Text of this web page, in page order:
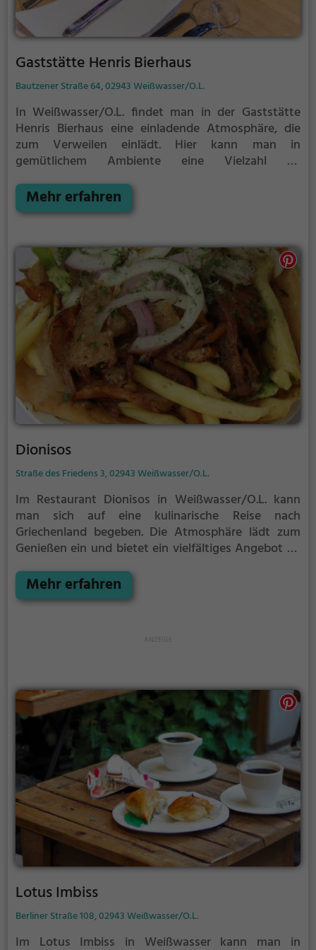
Gaststätte Henris Bierhaus
Bautzener Straße 64, 02943 Weißwasser/O.L.
In Weißwasser/O.L. findet man in der Gaststätte
Henris Bierhaus eine einladende Atmosphäre, die
zum Verweilen einlädt. Hier kann man in
gemütlichem Ambiente eine Vielzahl an
breiten Getränkeangebot gibt es auch eine Auswahl
an köstlichen Speisen, die für jeden Geschmack
Stimmung und erlebe einen unvergesslichen Abend
im Gaststätte Henris Bierhaus.
Mehr erfahren
Dionisos
Straße des Friedens 3, 02943 Weißwasser/O.L.
Im Restaurant Dionisos in Weißwasser/O.L. kann
man sich auf eine kulinarische Reise nach
Griechenland begeben. Die Atmosphäre lädt zum
Genießen ein und bietet ein vielfältiges Angebot an
traditionelles Gyros genießen, sondern auch
gesunde Gerichte, die mit frischen Zutaten
Gastfreundschaft.
Mehr erfahren
Lotus Imbiss
Berliner Straße 108, 02943 Weißwasser/O.L.
Im Lotus Imbiss in Weißwasser kann man in